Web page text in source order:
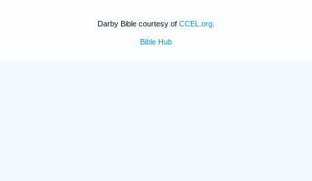
Darby Bible courtesy of CCEL.org
Bible Hub